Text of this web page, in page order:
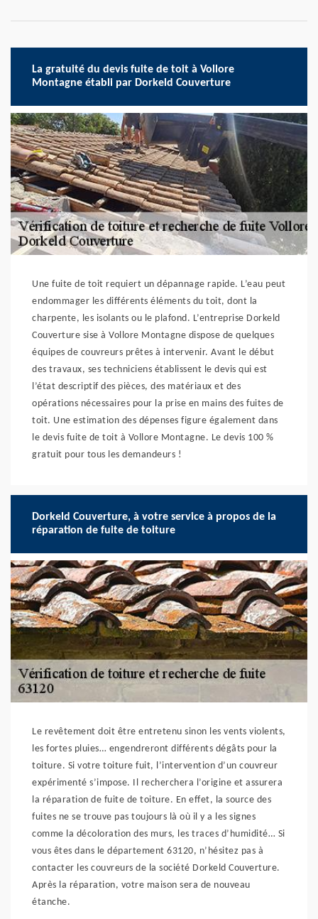
La gratuité du devis fuite de toit à Vollore
Montagne établi par Dorkeld Couverture
Une fuite de toit requiert un dépannage rapide. L’eau peut
endommager les différents éléments du toit, dont la
charpente, les isolants ou le plafond. L’entreprise Dorkeld
Couverture sise à Vollore Montagne dispose de quelques
équipes de couvreurs prêtes à intervenir. Avant le début
des travaux, ses techniciens établissent le devis qui est
l’état descriptif des pièces, des matériaux et des
opérations nécessaires pour la prise en mains des fuites de
toit. Une estimation des dépenses figure également dans
le devis fuite de toit à Vollore Montagne. Le devis 100 %
gratuit pour tous les demandeurs !
Dorkeld Couverture, à votre service à propos de la
réparation de fuite de toiture
Le revêtement doit être entretenu sinon les vents violents,
les fortes pluies… engendreront différents dégâts pour la
toiture. Si votre toiture fuit, l’intervention d’un couvreur
expérimenté s’impose. Il recherchera l’origine et assurera
la réparation de fuite de toiture. En effet, la source des
fuites ne se trouve pas toujours là où il y a les signes
comme la décoloration des murs, les traces d’humidité… Si
vous êtes dans le département 63120, n’hésitez pas à
contacter les couvreurs de la société Dorkeld Couverture.
Après la réparation, votre maison sera de nouveau
étanche.